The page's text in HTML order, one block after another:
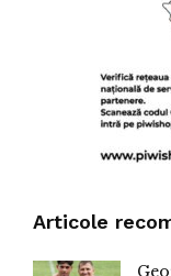
Articole